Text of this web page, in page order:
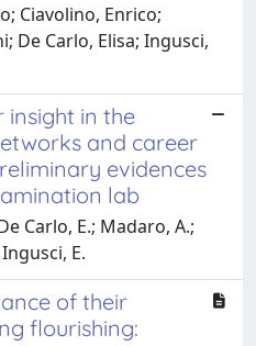
Ciavolino, Enrico;
De Carlo, Elisa; Ingusci,
insight in the
and career
evidences
lab
Carlo, E.; Madaro, A.;
E.
of their
flourishing: